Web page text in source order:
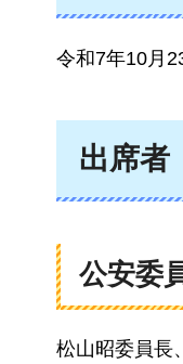
令和7年10月
出席者
公安委
松山昭委員長